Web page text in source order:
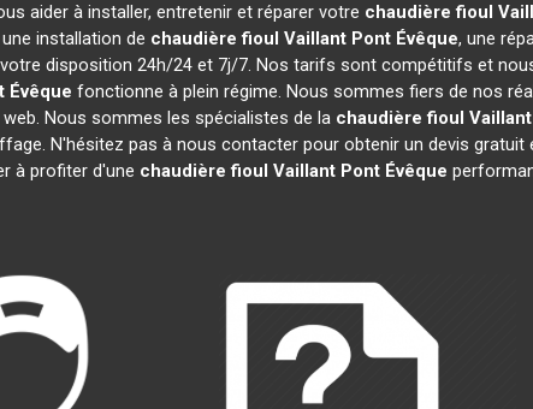
aider à installer, entretenir et réparer votre chaudière fioul
installation de chaudière fioul Vaillant Pont Évêque, une
disposition 24h/24 et 7j/7. Nos tarifs sont compétitifs et
Évêque fonctionne à plein régime. Nous sommes fiers de nos
Nous sommes les spécialistes de la chaudière fioul Vaillant
N'hésitez pas à nous contacter pour obtenir un devis
à profiter d'une chaudière fioul Vaillant Pont Évêque